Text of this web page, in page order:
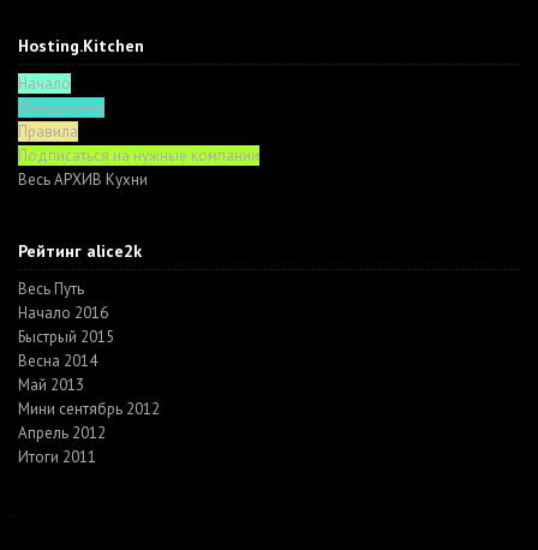
Hosting.Kitchen
Начало
Функционал
Правила
Подписаться на нужные компании
Весь АРХИВ Кухни
Рейтинг alice2k
Весь Путь
Начало 2016
Быстрый 2015
Весна 2014
Май 2013
Мини сентябрь 2012
Апрель 2012
Итоги 2011